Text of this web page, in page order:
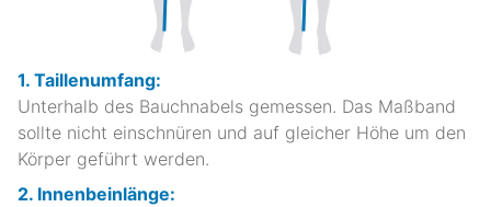
1. Taillenumfang:
Unterhalb des Bauchnabels gemessen. Das Maßband
sollte nicht einschnüren und auf gleicher Höhe um den
Körper geführt werden.
2. Innenbeinlänge: